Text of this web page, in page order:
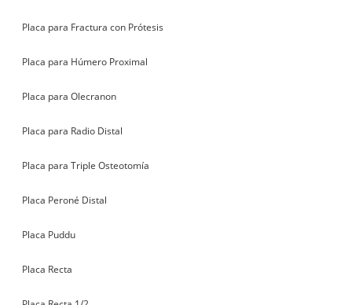
Placa para Fractura con Prótesis
Placa para Húmero Proximal
Placa para Olecranon
Placa para Radio Distal
Placa para Triple Osteotomía
Placa Peroné Distal
Placa Puddu
Placa Recta